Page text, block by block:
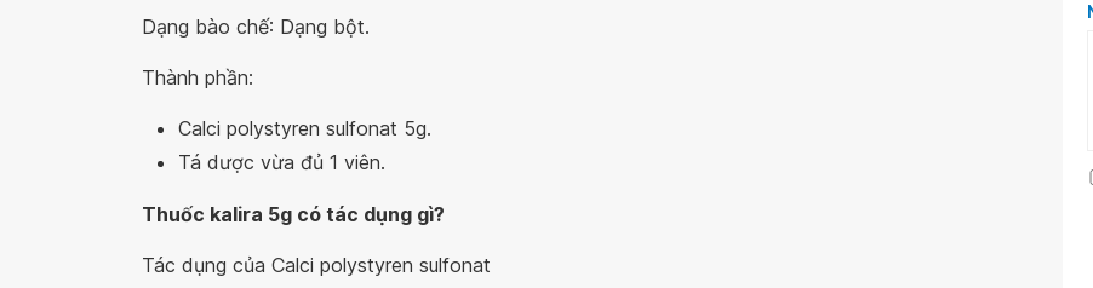
Dạng bào chế: Dạng bột.
Thành phần:
Calci polystyren sulfonat 5g.
Tá dược vừa đủ 1 viên.
Thuốc kalira 5g có tác dụng gì?
Tác dụng của Calci polystyren sulfonat